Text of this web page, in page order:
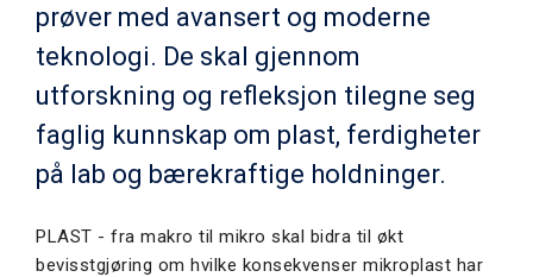
prøver med avansert og moderne
teknologi. De skal gjennom
utforskning og refleksjon tilegne seg
faglig kunnskap om plast, ferdigheter
på lab og bærekraftige holdninger.
PLAST - fra makro til mikro skal bidra til økt
bevisstgjøring om hvilke konsekvenser mikroplast har